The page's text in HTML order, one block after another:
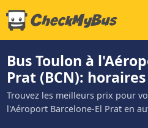
Bus Toulon à
Prat (BCN):
Trouvez les meilleurs prix pour
l'Aéroport Barcelone-El Prat en